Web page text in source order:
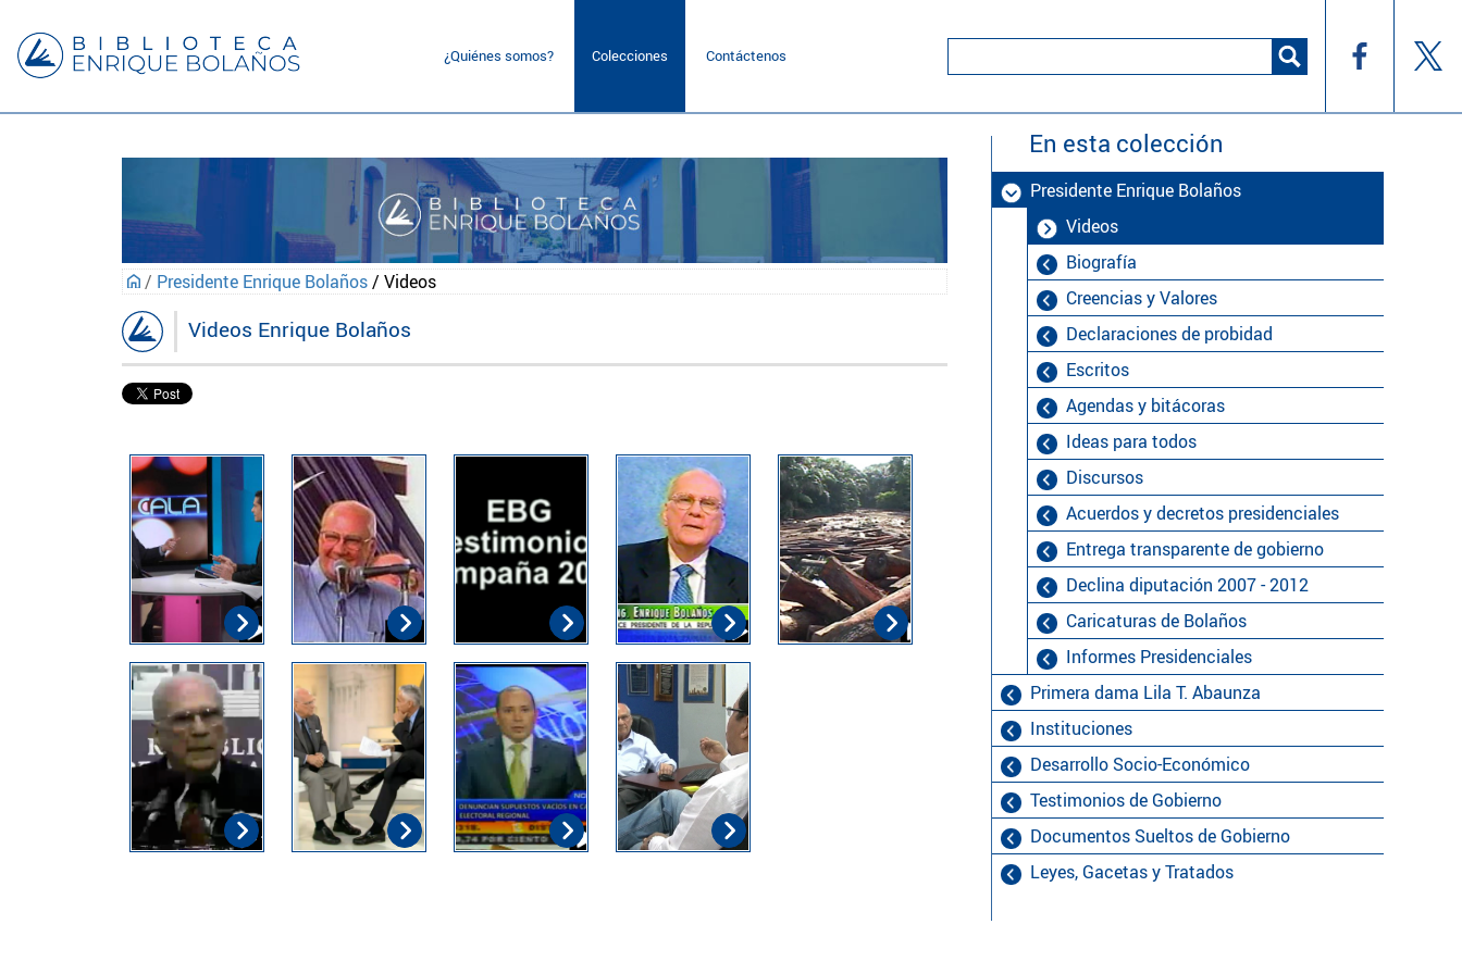
¿Quiénes somos? Colecciones Contáctenos
/ Presidente Enrique Bolaños/ Videos
Videos Enrique Bolaños
En esta colección
Presidente Enrique Bolaños
Biografía
Creencias y Valores
Declaraciones de probidad
Escritos
Agendas y bitácoras
Ideas para todos
Discursos
Acuerdos y decretos presidenciales
Entrega transparente de gobierno
Videos
Declina diputación 2007 - 2012
Caricaturas de Bolaños
Informes Presidenciales
Primera dama Lila T. Abaunza
Instituciones
Desarrollo Socio-Económico
Testimonios de Gobierno
Documentos Sueltos de Gobierno
Leyes, Gacetas y Tratados